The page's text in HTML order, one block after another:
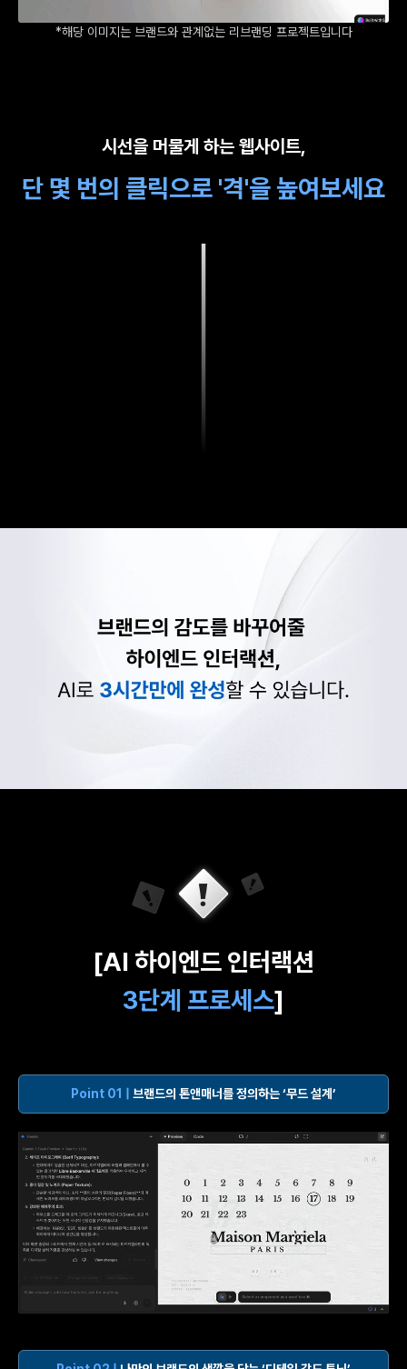
*해당 이미지는 브랜드와 관계없는 리브랜딩 프로젝트입니다
시선을 머물게 하는 웹사이트,
단 몇 번의 클릭으로 '격'을 높여보세요
[AI 하이엔드 인터랙션
3단계 프로세스]
Point 01 | 브랜드의 톤앤매너를 정의하는 ‘무드 설계’